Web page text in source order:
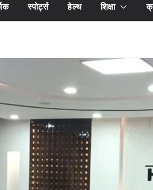
स्पोर्ट्स हेल्थ शिक्षा